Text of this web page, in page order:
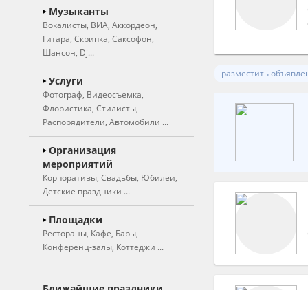
Ведущие
Свадебные ведущие
Тамада
Юмористы
Актеры театра
Артисты цирка
Двойники, Пародисты
Иллюзионисты,
фокусники
Оригинальный жанр
Клоуны
Живые статуи
Ростовые куклы
Музыканты
Вокалисты, ВИА, Аккордеон,
Гитара, Скрипка, Саксофон,
Шансон, Dj...
Вокалисты
Вокалистки
Вокальные группы,
дуэты
Музыкальные группы,
ВИА
Инструментальные
коллективы, оркестры
Аккордеон
Арфа
Услуги
Фотограф, Видеосъемка,
Флористика, Стилисты,
Распорядители, Автомобили ...
Фотограф, фотосъемка
Видеосъемка
Художники, шаржисты
Фотокабинка, фотобудка
Флористика
(оформление цветами)
оформление зала
Организация
мероприятий
Корпоративы, Свадьбы, Юбилеи,
Детские праздники ...
Частные мероприятия
Корпоративные
мероприятия
Площадки
Рестораны, Кафе, Бары,
Конференц-залы, Коттеджи ...
разместить